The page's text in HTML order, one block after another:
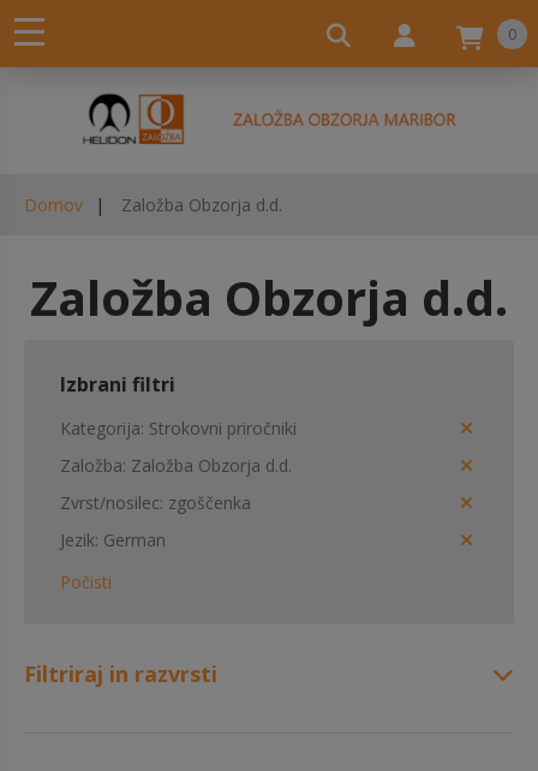
0
Domov Založba Obzorja d.d.
Založba Obzorja d.d.
Izbrani filtri
Kategorija Strokovni priročniki
Založba Založba Obzorja d.d.
Zvrst/nosilec zgoščenka
Jezik German
Počisti
Filtriraj in razvrsti